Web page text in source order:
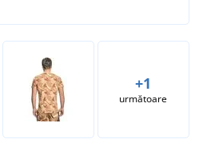
+1
următoare